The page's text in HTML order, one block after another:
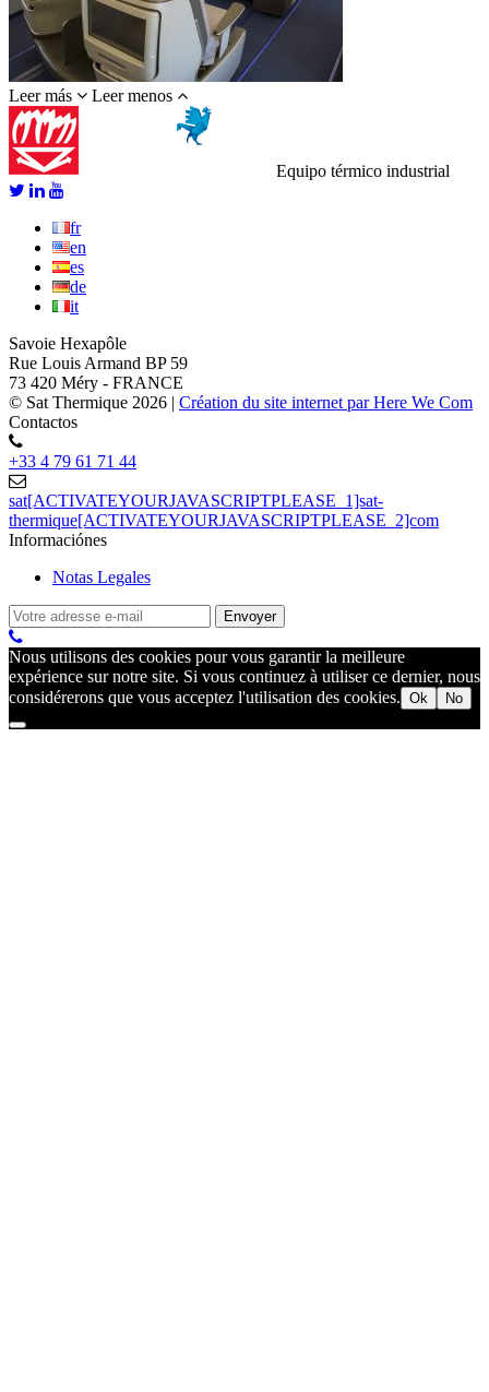
Leer más Leer menos
Equipo térmico industrial
fr
en
es
de
it
Savoie Hexapôle
Rue Louis Armand BP 59
73 420 Méry - FRANCE
© Sat Thermique 2026 | Création du site internet par Here We Com
Contactos
+33 4 79 61 71 44
sat[ACTIVATEYOURJAVASCRIPTPLEASE_1]sat-
thermique[ACTIVATEYOURJAVASCRIPTPLEASE_2]com
Informaciónes
Notas Legales
Nous utilisons des cookies pour vous garantir la meilleure
expérience sur notre site. Si vous continuez à utiliser ce dernier, nous
considérerons que vous acceptez l'utilisation des cookies. Ok No